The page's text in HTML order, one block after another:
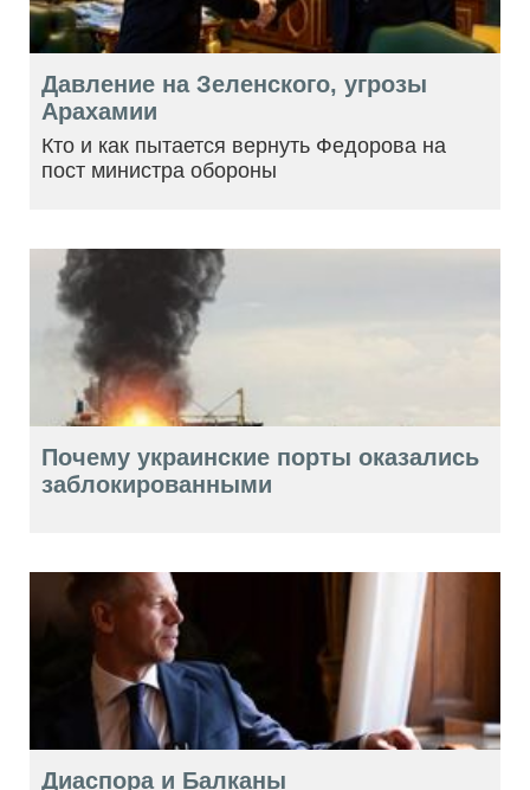
Давление на Зеленского, угрозы
Арахамии
Кто и как пытается вернуть Федорова на
пост министра обороны
Почему украинские порты оказались
заблокированными
Диаспора и Балканы